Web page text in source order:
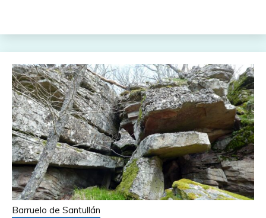
Barruelo de Santullán